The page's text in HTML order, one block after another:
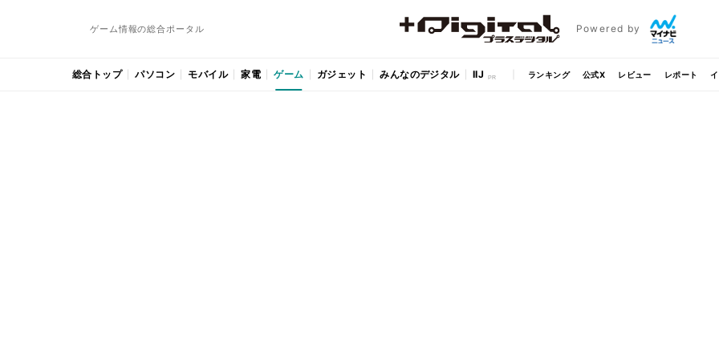
ゲーム情報の総合ポータル Powered by
総合トップ パソコン モバイル 家電 ゲーム ガジェット みんなのデジタル IIJ ランキング 公式X レビュー レポート